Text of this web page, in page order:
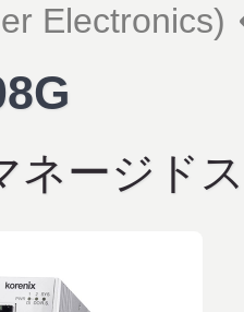
Electronics)
ネージド